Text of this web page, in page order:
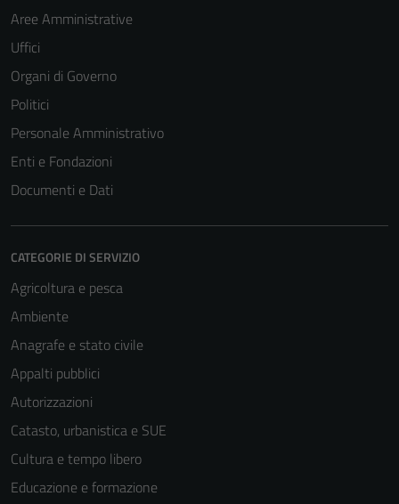
Aree Amministrative
Uffici
Organi di Governo
Politici
Personale Amministrativo
Enti e Fondazioni
Documenti e Dati
CATEGORIE DI SERVIZIO
Agricoltura e pesca
Ambiente
Anagrafe e stato civile
Appalti pubblici
Autorizzazioni
Catasto, urbanistica e SUE
Cultura e tempo libero
Educazione e formazione